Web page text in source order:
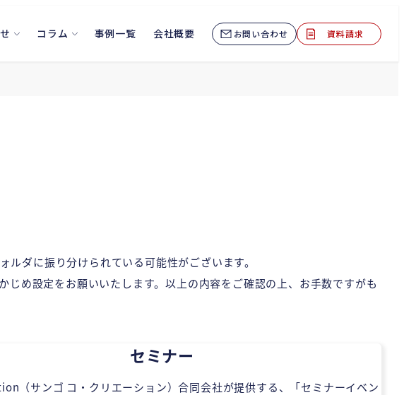
コラム 事例一覧 会社概要 お問い合わせ 資料請求
ダに振り分けられている可能性がございます。
め設定をお願いいたします。以上の内容をご確認の上、お手数ですがも
セミナー
（サンゴ コ・クリエーション）合同会社が提供する、「セミナーイベン